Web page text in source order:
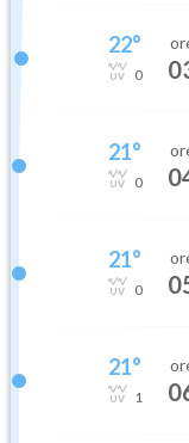
22°
0
21°
0
21°
0
21°
1